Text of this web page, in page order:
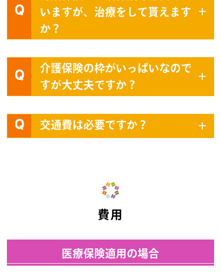
Q
いますが、治療をして貰えます
か？
Q
介護保険の枠がいっぱいなので
すが大丈夫ですか？
Q 交通費は必要ですか？
費用
医療保険適用の場合